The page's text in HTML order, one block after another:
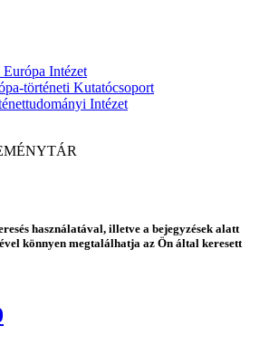
Intézet
történeti Kutatócsoport
Intézet
használatával, illetve a bejegyzések alatt
könnyen megtalálhatja az Ön által keresett